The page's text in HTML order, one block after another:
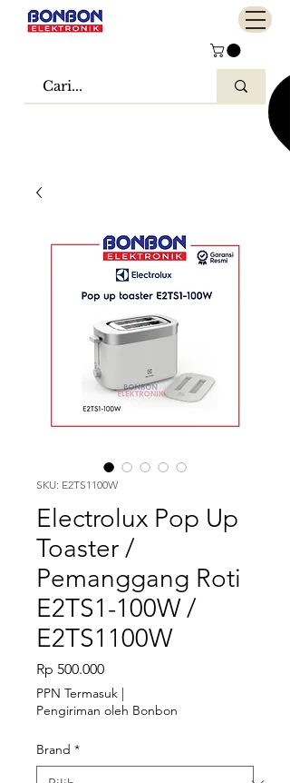
SKU: E2TS1100W
Electrolux Pop Up
Toaster /
Pemanggang Roti
E2TS1-100W /
E2TS1100W
Rp 500.000Harga
PPN Termasuk |
Pengiriman oleh Bonbon
Brand *